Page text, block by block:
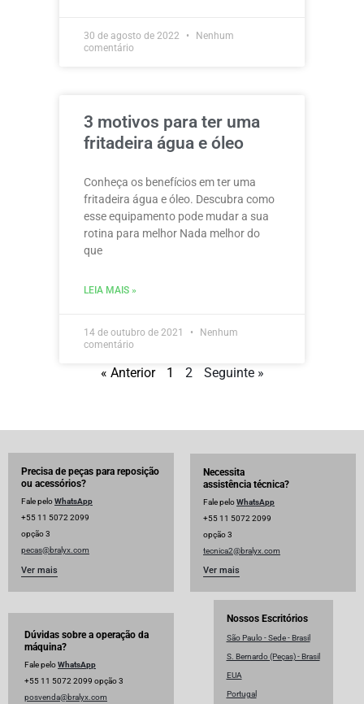
30 de agosto de 2022
Nenhum
comentário
3 motivos para ter uma
fritadeira água e óleo
Conheça os benefícios em ter uma
fritadeira água e óleo. Descubra como
esse equipamento pode mudar a sua
rotina para melhor Nada melhor do
que
LEIA MAIS »
14 de outubro de 2021
Nenhum
comentário
« Anterior 1 2 Seguinte »
Precisa de peças para reposição
ou acessórios?
Fale peloWhatsApp
+55 11 5072 2099
opção 3
pecas@bralyx.com
Ver mais
Necessita
assistência técnica?
Fale peloWhatsApp
+55 11 5072 2099
opção 3
tecnica2@bralyx.com
Ver mais
Dúvidas sobre a operação da
máquina?
Fale peloWhatsApp
+55 11 5072 2099 opção 3
posvenda@bralyx.com
Nossos Escritórios
São Paulo - Sede - Brasil
S. Bernardo (Peças) - Brasil
EUA
Portugal